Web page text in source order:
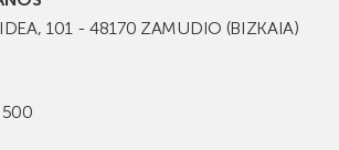
101 - 48170 ZAMUDIO (BIZKAIA)